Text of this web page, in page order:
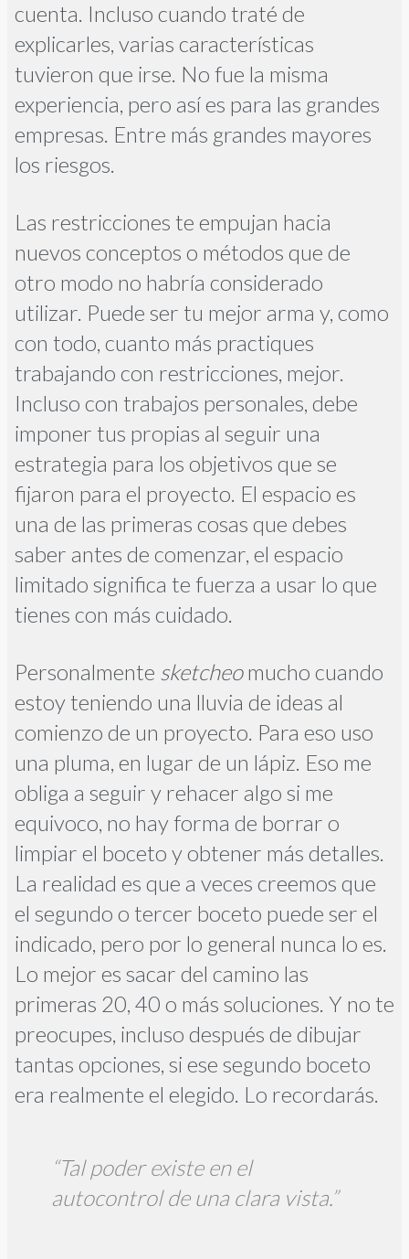
cuenta. Incluso cuando traté de
explicarles, varias características
tuvieron que irse. No fue la misma
experiencia, pero así es para las grandes
empresas. Entre más grandes mayores
los riesgos.
Las restricciones te empujan hacia
nuevos conceptos o métodos que de
otro modo no habría considerado
utilizar. Puede ser tu mejor arma y, como
con todo, cuanto más practiques
trabajando con restricciones, mejor.
Incluso con trabajos personales, debe
imponer tus propias al seguir una
estrategia para los objetivos que se
fijaron para el proyecto. El espacio es
una de las primeras cosas que debes
saber antes de comenzar, el espacio
limitado significa te fuerza a usar lo que
tienes con más cuidado.
Personalmente sketcheomucho cuando
estoy teniendo una lluvia de ideas al
comienzo de un proyecto. Para eso uso
una pluma, en lugar de un lápiz. Eso me
obliga a seguir y rehacer algo si me
equivoco, no hay forma de borrar o
limpiar el boceto y obtener más detalles.
La realidad es que a veces creemos que
el segundo o tercer boceto puede ser el
indicado, pero por lo general nunca lo es.
Lo mejor es sacar del camino las
primeras 20, 40 o más soluciones. Y no te
preocupes, incluso después de dibujar
tantas opciones, si ese segundo boceto
era realmente el elegido. Lo recordarás.
“Tal poder existe en el
autocontrol de una clara vista.”